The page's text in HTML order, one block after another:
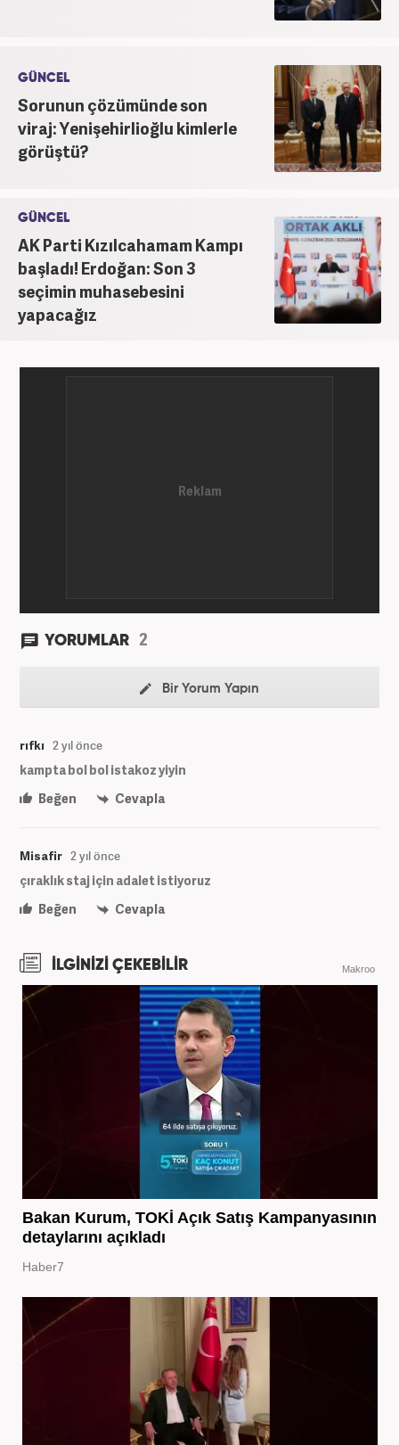
GÜNCEL
Sorunun çözümünde son
viraj: Yenişehirlioğlu kimlerle
görüştü?
GÜNCEL
AK Parti Kızılcahamam Kampı
başladı! Erdoğan: Son 3
seçimin muhasebesini
yapacağız
YORUMLAR 2
Bir Yorum Yapın
rıfkı 2 yıl önce
kampta bol bol istakoz yiyin
Beğen
Cevapla
Misafir 2 yıl önce
çıraklık staj için adalet istiyoruz
Beğen
Cevapla
İLGİNİZİ ÇEKEBİLİR Makroo
Bakan Kurum, TOKİ Açık Satış Kampanyasının
detaylarını açıkladı
Haber7